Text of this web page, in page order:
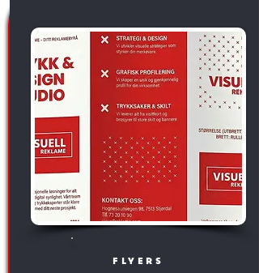
flyers